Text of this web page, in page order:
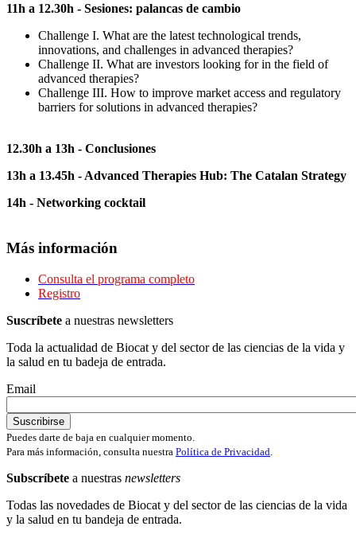
11h a 12.30h - Sesiones: palancas de cambio
Challenge I. What are the latest technological trends,
innovations, and challenges in advanced therapies?
Challenge II. What are investors looking for in the field of
advanced therapies?
Challenge III. How to improve market access and regulatory
barriers for solutions in advanced therapies?
12.30h a 13h - Conclusiones
13h a 13.45h - Advanced Therapies Hub: The Catalan Strategy
14h - Networking cocktail
Más información
Consulta el programa completo
Registro
Suscríbete a nuestras newsletters
Toda la actualidad de Biocat y del sector de las ciencias de la vida y
la salud en tu badeja de entrada.
Email
Puedes darte de baja en cualquier momento.
Para más información, consulta nuestra Política de Privacidad
Subscríbete a nuestras newsletters
Todas las novedades de Biocat y del sector de las ciencias de la vida
y la salud en tu bandeja de entrada.